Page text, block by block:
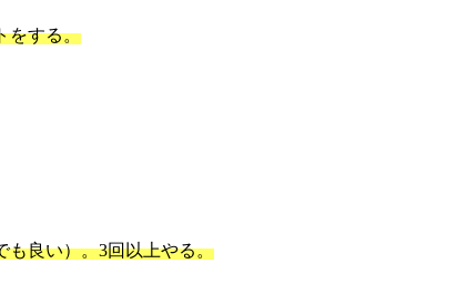
をする。
も良い）。3回以上やる。